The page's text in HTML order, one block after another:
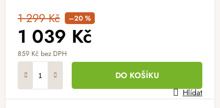
1 299 Kč –20 %
1 039 Kč
859 Kč bez DPH
DO KOŠÍKU
Hlídat